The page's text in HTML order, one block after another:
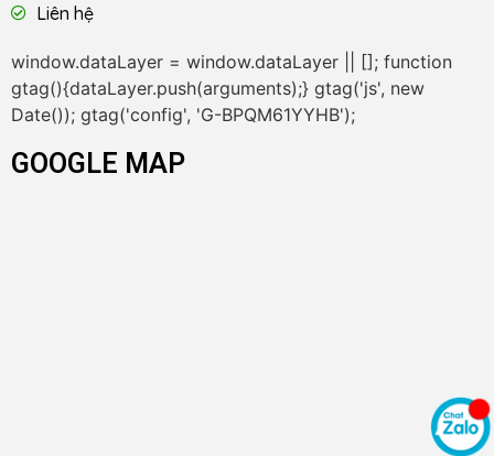
Liên hệ
window.dataLayer = window.dataLayer || []; function
gtag(){dataLayer.push(arguments);} gtag('js', new
Date()); gtag('config', 'G-BPQM61YYHB');
GOOGLE MAP